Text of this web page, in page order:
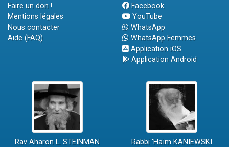
Faire un don !
Mentions légales
Nous contacter
Aide (FAQ)
Facebook
YouTube
WhatsApp
WhatsApp Femmes
Application iOS
Application Android
Rav Aharon L. STEINMAN Rabbi 'Haïm KANIEWSKI